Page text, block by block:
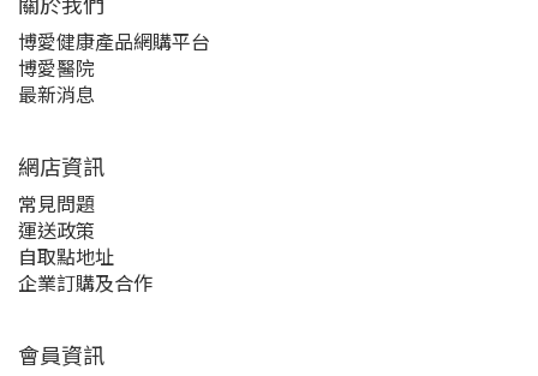
博愛健康產品網購平台
博愛醫院
最新消息
網店資訊
常見問題
運送政策
自取點地址
企業訂購及合作
會員資訊